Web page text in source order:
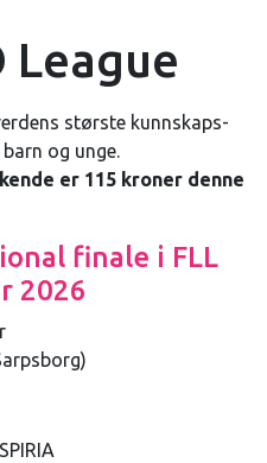
League
største kunnskaps-
og unge.
er 115 kroner denne
finale i FLL
2026